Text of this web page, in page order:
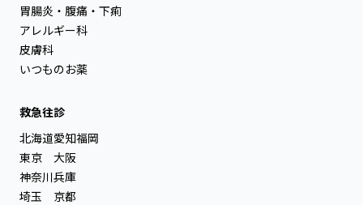
胃腸炎・腹痛・下痢
アレルギー科
皮膚科
いつものお薬
救急往診
北海道
東京
神奈川
埼玉
愛知
大阪
兵庫
京都
福岡